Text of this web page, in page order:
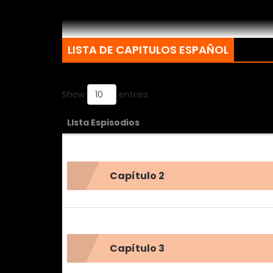
LISTA DE CAPITULOS ESPAÑOL
Show entries
LIsta Espisodios
Capítulo 2
Capítulo 3